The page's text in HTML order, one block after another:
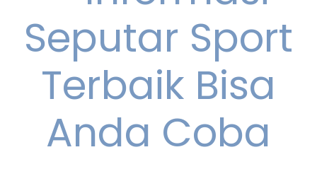
Seputar Sport
Terbaik Bisa
Anda Coba